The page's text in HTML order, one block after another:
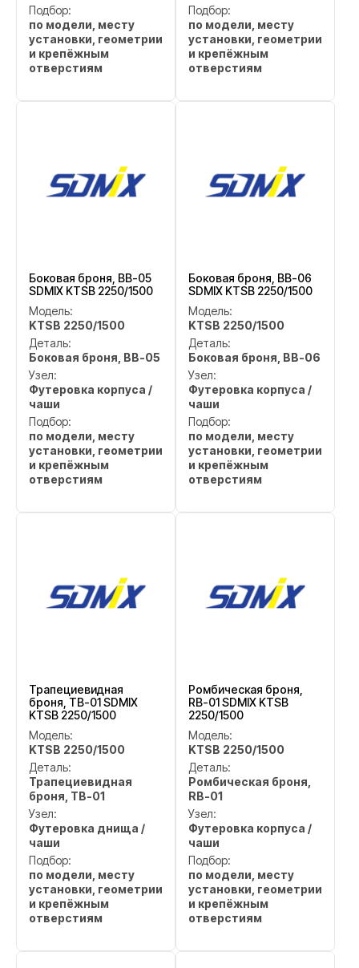
Подбор:
по модели, месту
установки, геометрии
и крепёжным
отверстиям
Подбор:
по модели, месту
установки, геометрии
и крепёжным
отверстиям
Боковая броня, BB-05
SDMIX KTSB 2250/1500
Модель:
KTSB 2250/1500
Деталь:
Боковая броня, BB-05
Узел:
Футеровка корпуса /
чаши
Подбор:
по модели, месту
установки, геометрии
и крепёжным
отверстиям
Боковая броня, BB-06
SDMIX KTSB 2250/1500
Модель:
KTSB 2250/1500
Деталь:
Боковая броня, BB-06
Узел:
Футеровка корпуса /
чаши
Подбор:
по модели, месту
установки, геометрии
и крепёжным
отверстиям
Трапециевидная
броня, TB-01 SDMIX
KTSB 2250/1500
Модель:
KTSB 2250/1500
Деталь:
Трапециевидная
броня, TB-01
Узел:
Футеровка днища /
чаши
Подбор:
по модели, месту
установки, геометрии
и крепёжным
отверстиям
Ромбическая броня,
RB-01 SDMIX KTSB
2250/1500
Модель:
KTSB 2250/1500
Деталь:
Ромбическая броня,
RB-01
Узел:
Футеровка корпуса /
чаши
Подбор:
по модели, месту
установки, геометрии
и крепёжным
отверстиям